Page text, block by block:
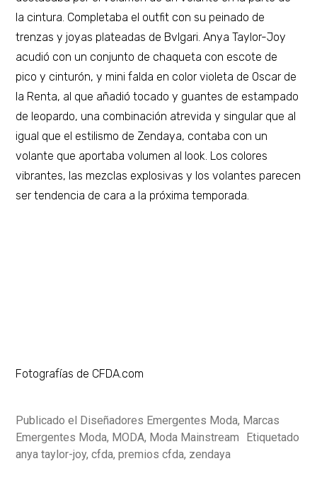
la cintura. Completaba el outfit con su peinado de
trenzas y joyas plateadas de Bvlgari. Anya Taylor-Joy
acudió con un conjunto de chaqueta con escote de
pico y cinturón, y mini falda en color violeta de Oscar de
la Renta, al que añadió tocado y guantes de estampado
de leopardo, una combinación atrevida y singular que al
igual que el estilismo de Zendaya, contaba con un
volante que aportaba volumen al look. Los colores
vibrantes, las mezclas explosivas y los volantes parecen
ser tendencia de cara a la próxima temporada.
Fotografías de CFDA.com
Publicado el Diseñadores Emergentes Moda, Marcas
Emergentes Moda, MODA, Moda Mainstream
Etiquetado
anya taylor-joy,cfda,premios cfda, zendaya